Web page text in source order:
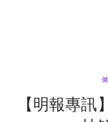
【明報專